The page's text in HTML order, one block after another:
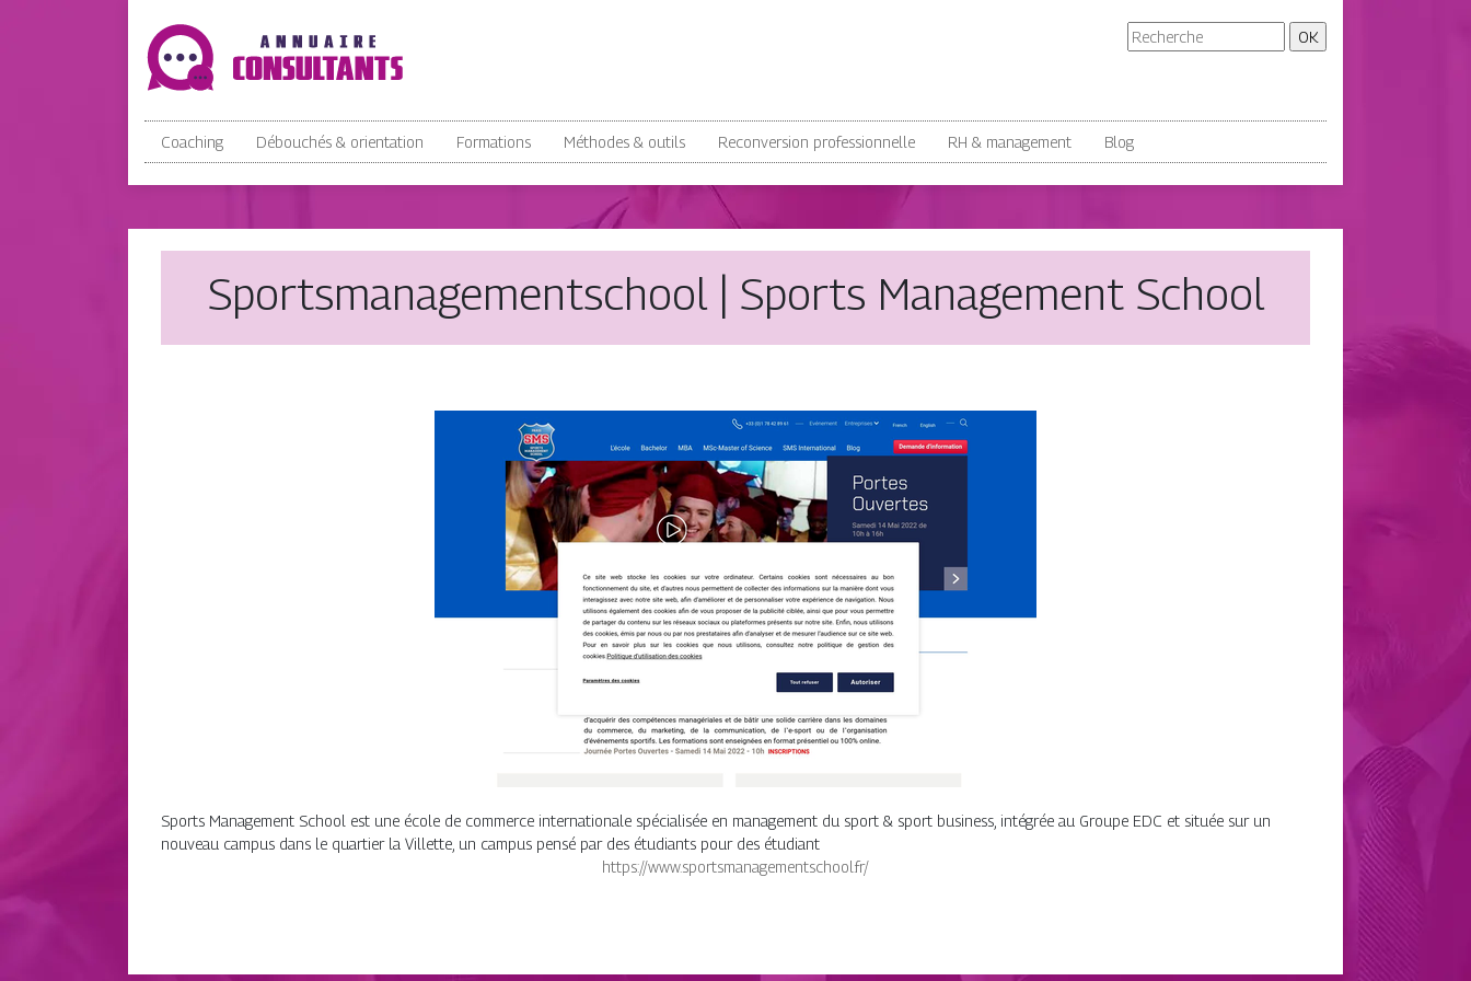
Coaching Débouchés & orientation Formations Méthodes & outils Reconversion professionnelle RH & management Blog
Sports­manage­mentschool | Sports Management School
Sports Management School est une école de commerce internationale spécialisée en management du sport & sport business, intégrée au Groupe EDC et située sur un
nouveau campus dans le quartier la Villette, un campus pensé par des étudiants pour des étudiant
https://www.sportsmanagementschool.fr/